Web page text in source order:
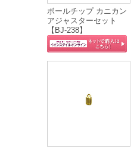
ボールチップ カニカン
アジャスターセット
【BJ-238】